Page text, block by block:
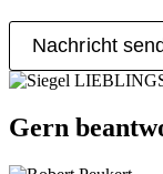
Nachricht
Gern